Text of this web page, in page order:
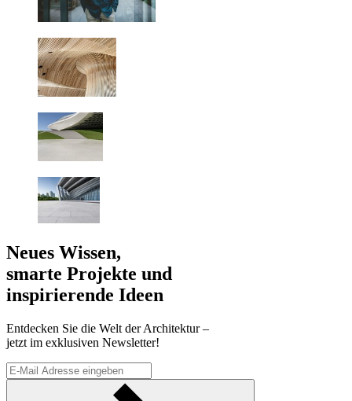
Neues Wissen,
smarte Projekte und
inspirierende Ideen
Entdecken Sie die Welt der Architektur –
jetzt im exklusiven Newsletter!